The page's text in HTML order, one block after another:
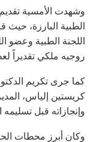
وشهدت الأمسية
الطبية البارزة،
اللجنة الطبية وعضو
روجيه ملكي تقديراً
كما جرى تكريم
كريستين إلياس،
وإنجازاته قبل تسليمه
وكان أبرز محطات